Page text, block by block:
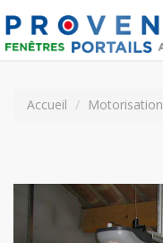
Accueil Motorisation